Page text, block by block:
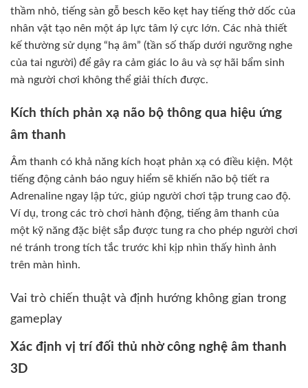
thầm nhỏ, tiếng sàn gỗ besch kẽo kẹt hay tiếng thở dốc của
nhân vật tạo nên một áp lực tâm lý cực lớn. Các nhà thiết
kế thường sử dụng “hạ âm” (tần số thấp dưới ngưỡng nghe
của tai người) để gây ra cảm giác lo âu và sợ hãi bẩm sinh
mà người chơi không thể giải thích được.
Kích thích phản xạ não bộ thông qua hiệu ứng
âm thanh
Âm thanh có khả năng kích hoạt phản xạ có điều kiện. Một
tiếng động cảnh báo nguy hiểm sẽ khiến não bộ tiết ra
Adrenaline ngay lập tức, giúp người chơi tập trung cao độ.
Ví dụ, trong các trò chơi hành động, tiếng âm thanh của
một kỹ năng đặc biệt sắp được tung ra cho phép người chơi
né tránh trong tích tắc trước khi kịp nhìn thấy hình ảnh
trên màn hình.
Vai trò chiến thuật và định hướng không gian trong
gameplay
Xác định vị trí đối thủ nhờ công nghệ âm thanh
3D